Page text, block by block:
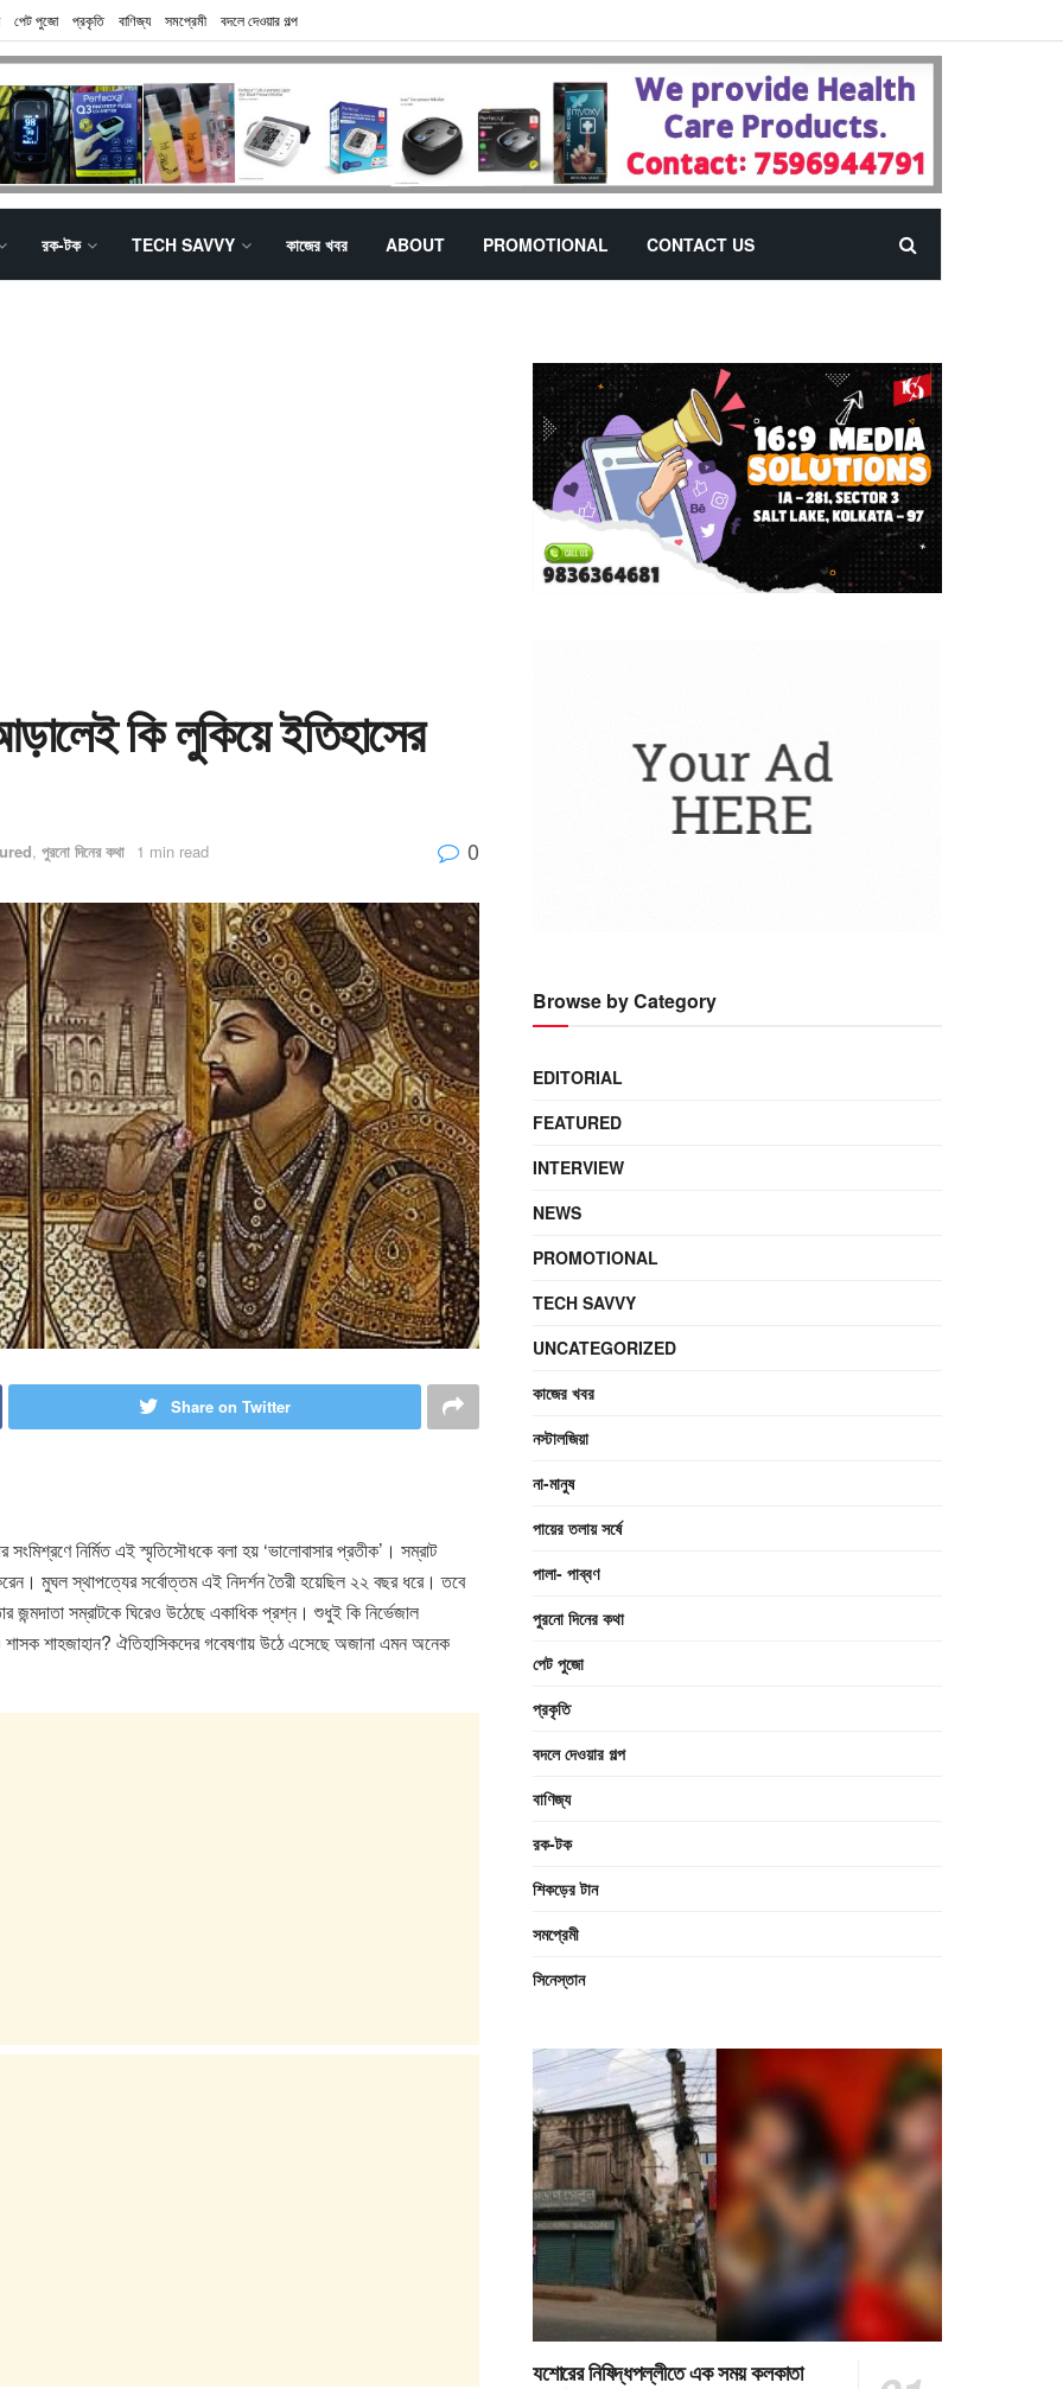
পেট পুজো প্রকৃতি বাণিজ্য সমপ্রেমী বদলে দেওয়ার গল্প
রক-টক TECH SAVVY কাজের খবর ABOUT PROMOTIONAL CONTACT US
কি লুকিয়ে ইতিহাসের
, পুরনো দিনের কথা 1 min read 0
Share on Twitter
নির্মিত এই স্মৃতিসৌধকে বলা হয় ‘ভালোবাসার প্রতীক’। সম্রাট
মুঘল স্থাপত্যের সর্বোত্তম এই নিদর্শন তৈরী হয়েছিল ২২ বছর ধরে। তবে
সম্রাটকে ঘিরেও উঠেছে একাধিক প্রশ্ন। শুধুই কি নির্ভেজাল
শাহজাহান? ঐতিহাসিকদের গবেষণায় উঠে এসেছে অজানা এমন অনেক
Browse by Category
EDITORIAL
FEATURED
INTERVIEW
NEWS
PROMOTIONAL
TECH SAVVY
UNCATEGORIZED
কাজের খবর
নস্টালজিয়া
না-মানুষ
পায়ের তলায় সর্ষে
পালা- পাব্বণ
পুরনো দিনের কথা
পেট পুজো
প্রকৃতি
বদলে দেওয়ার গল্প
বাণিজ্য
রক-টক
শিকড়ের টান
সমপ্রেমী
সিনেস্তান
যশোরের নিষিদ্ধপল্লীতে এক সময় কলকাতা